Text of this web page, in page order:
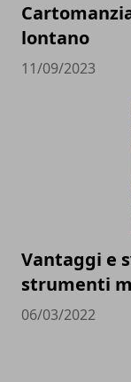
lontano
11/09/2023
Vantaggi e
strumenti
06/03/2022